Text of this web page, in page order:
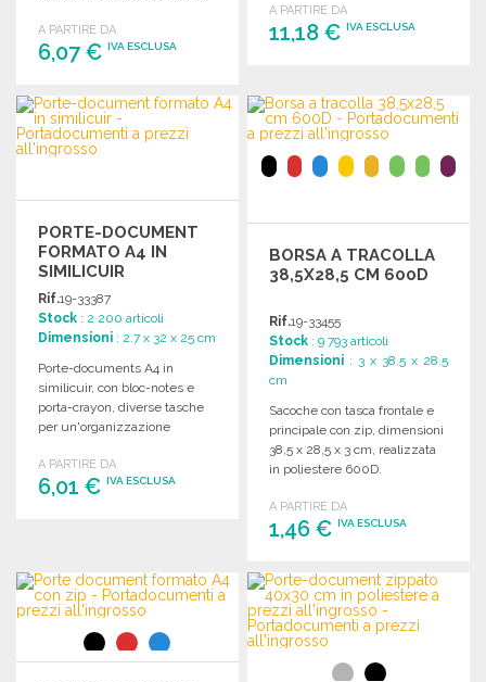
funzionale.
A PARTIRE DA
6,07 € IVA ESCLUSA
ORDINARE
Richiedi un preventivo
A PARTIRE DA
11,18 €IVA ESCLUSA
Richiedi un preventivo
PORTE-DOCUMENT
FORMATO A4 IN
SIMILICUIR
Rif.19-33387
Stock : 2 200 articoli
Dimensioni : 2.7 x 32 x 25 cm
Porte-documents A4 in
similicuir, con bloc-notes e
porta-crayon, diverse tasche
per un'organizzazione
2,7 cm.
A PARTIRE DA
6,01 € IVA ESCLUSA
BORSA A TRACOLLA
38,5X28,5 CM 600D
Rif.19-33455
Stock : 9 793 articoli
Dimensioni : 3 x 38.5 x 28.5
cm
Sacoche con tasca frontale e
principale con zip, dimensioni
38,5 x 28,5 x 3 cm, realizzata
in poliestere 600D.
A PARTIRE DA
1,46 €IVA ESCLUSA
ORDINARE
Richiedi un preventivo